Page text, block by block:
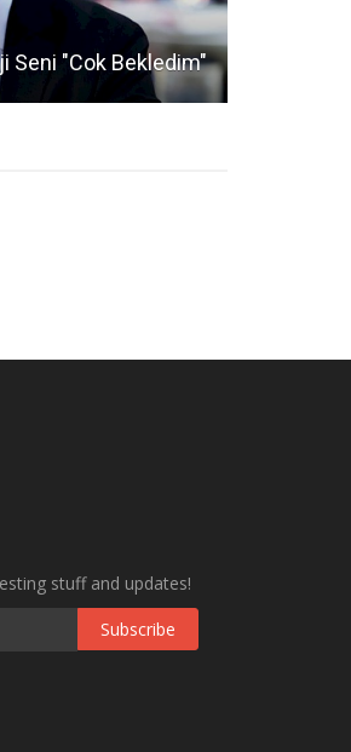
Seni "Cok Bekledim"
stuff and updates!
Subscribe